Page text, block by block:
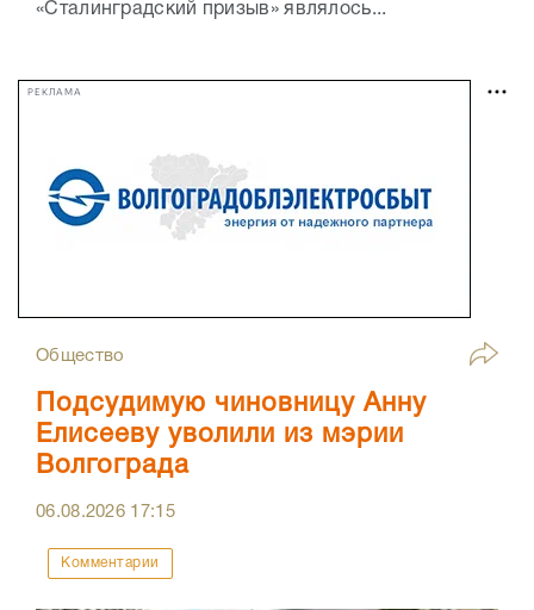
«Сталинградский призыв» являлось...
РЕКЛАМА
Общество
Подсудимую чиновницу Анну
Елисееву уволили из мэрии
Волгограда
06.08.2026 17:15
Комментарии